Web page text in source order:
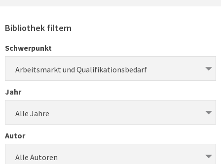
Bibliothek filtern
Schwerpunkt
Arbeitsmarkt und Qualifikationsbedarf
Jahr
Alle Jahre
Autor
Alle Autoren